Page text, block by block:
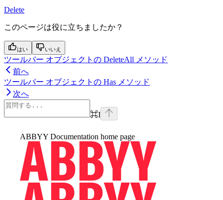
Delete
このページは役に立ちましたか？
はい いいえ
ツールバー オブジェクトの DeleteAll メソッド
前へ
ツールバー オブジェクトの Has メソッド
次へ
⌘I
ABBYY Documentation home page